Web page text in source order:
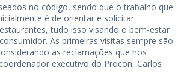
no código, sendo que o trabalho que
é de orientar e solicitar
tudo isso visando o bem-estar
As primeiras visitas sempre são
as reclamações que nos
executivo do Procon, Carlos